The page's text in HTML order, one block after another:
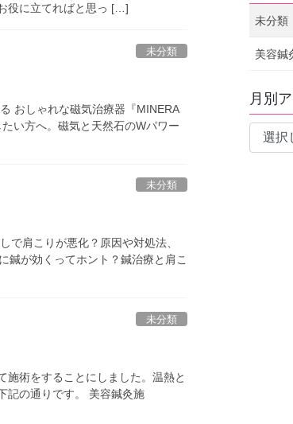
役に立てればと思っ […]
未分類
おしゃれな磁気治療器『MINERA
い方へ。磁気と天然石のWパワー
未分類
で肩こりが悪化？原因や対処法、
鍼が効くってホント？鍼治療と肩こ
未分類
施術をすることにしました。温熱と
記の通りです。 美容鍼灸施
未分類
美容鍼
月別